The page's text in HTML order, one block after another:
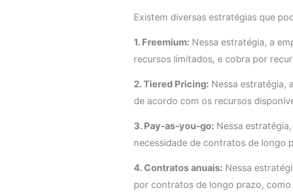
Existem diversas estratégias que
1. Freemium: Nessa estratégia, a
recursos limitados, e cobra por
2. Tiered Pricing: Nessa estratégia,
de acordo com os recursos
3. Pay-as-you-go: Nessa
necessidade de contratos de longo
4. Contratos anuais: Nessa
por contratos de longo prazo, como